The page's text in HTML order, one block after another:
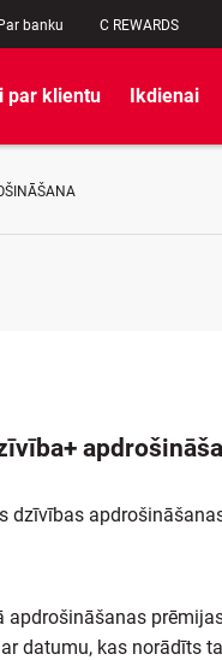
Par banku C REWARDS
par klientu Ikdienai
dzīvības
apdrošināšanas
datumu, kas norādīts